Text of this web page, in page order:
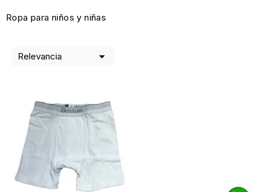
Ropa para niños y niñas
Relevancia 